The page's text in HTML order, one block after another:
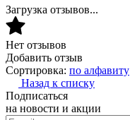
Загрузка отзывов...
Нет отзывов
Добавить отзыв
Сортировка: по алфавиту
Назад к списку
Подписаться
на новости и акции